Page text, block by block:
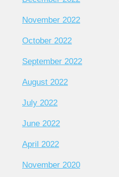
November 2022
October 2022
September 2022
August 2022
July 2022
June 2022
April 2022
November 2020